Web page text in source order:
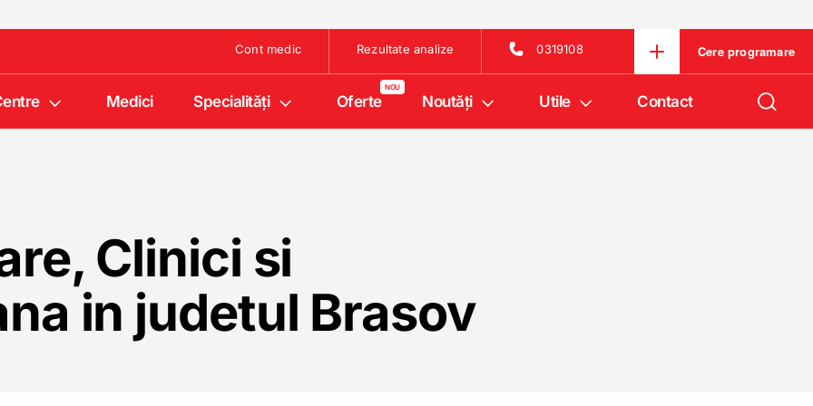
Cont medic Rezultate analize 0319108 Cere programare
Medici Specialități Oferte Noutăţi Utile Contact
Clinici si
in judetul Brasov